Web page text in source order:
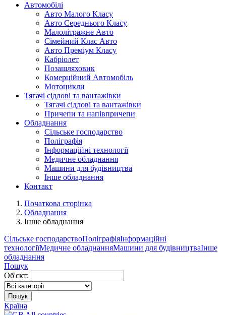
Автомобілі
Авто Малого Класу
Авто Середнього Класу
Малолітражне Авто
Сімейний Клас Авто
Авто Преміум Класу
Кабріолет
Позашляховик
Комерційний Автомобіль
Мотоцикли
Тягачі сідлові та вантажівки
Тягачі сідлові та вантажівки
Причепи та напівпричепи
Обладнання
Сільське господарство
Поліграфія
Інформаційні технології
Медичне обладнання
Машини для будівництва
Інше обладнання
Контакт
Початкова сторінка
Обладнання
Інше обладнання
Сільське господарствоПоліграфіяІнформаційні
технологіїМедичне обладнанняМашини для будівництваІнше
обладнання
Пошук
Об'єкт:
Пошук
Країна